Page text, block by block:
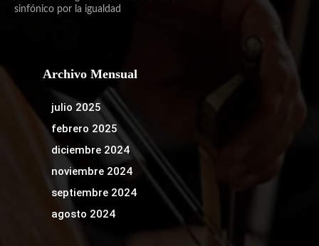
sinfónico por la igualdad
Archivo Mensual
julio 2025
febrero 2025
diciembre 2024
noviembre 2024
septiembre 2024
agosto 2024